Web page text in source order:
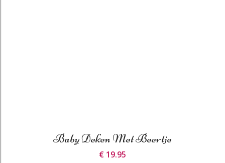
Baby Deken Met Beertje
€ 19.95